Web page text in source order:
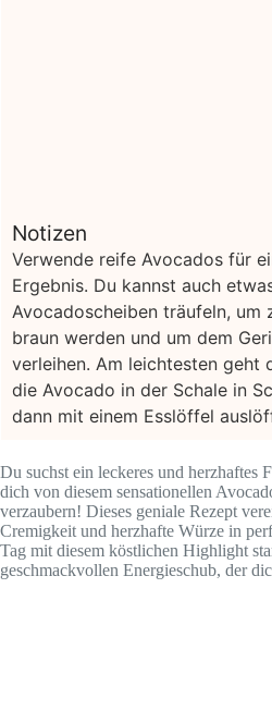
Notizen
Verwende reife Avocados für
Ergebnis. Du kannst auch
Avocadoscheiben träufeln, um
braun werden und um dem
verleihen. Am leichtesten geht
die Avocado in der Schale in
dann mit einem Esslöffel
Du suchst ein leckeres und herzhaftes
dich von diesem sensationellen
verzaubern! Dieses geniale Rezept
Cremigkeit und herzhafte Würze in
Tag mit diesem köstlichen Highlight
geschmackvollen Energieschub, der